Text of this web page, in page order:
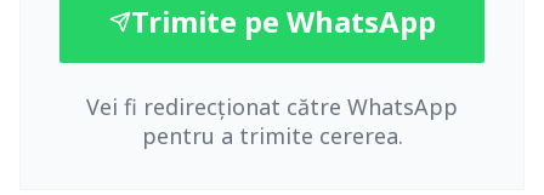
Trimite pe WhatsApp
Vei fi redirecționat către WhatsApp
pentru a trimite cererea.